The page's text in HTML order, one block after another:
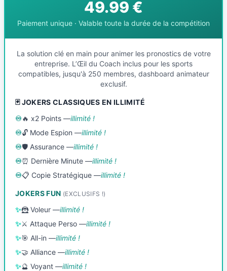
49.99 €
Paiement unique · Valable toute la durée de la compétition
La solution clé en main pour animer les pronostics de votre
entreprise. L’Œil du Coach inclus pour les sports
compatibles, jusqu'à 250 membres, dashboard animateur
exclusif.
🃏 JOKERS CLASSIQUES EN ILLIMITÉ
♾️🔥 x2 Points —illimité !
♾️🔓 Mode Espion —illimité !
♾️🛡️ Assurance —illimité !
♾️⏰ Dernière Minute —illimité !
♾️📋 Copie Stratégique —illimité !
JOKERS FUN (EXCLUSIFS !)
✨🦹 Voleur —illimité !
✨⚔️ Attaque Perso —illimité !
✨🎯 All-in —illimité !
✨🤝 Alliance —illimité !
✨🔮 Voyant —illimité !